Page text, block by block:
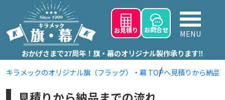
お見積り お問合せ
MENU
おかげさまで27周年！旗・幕のオリジナル製作承ります‼
キラメックのオリジナル旗（フラッグ）・幕 TOPへ見積りから納品